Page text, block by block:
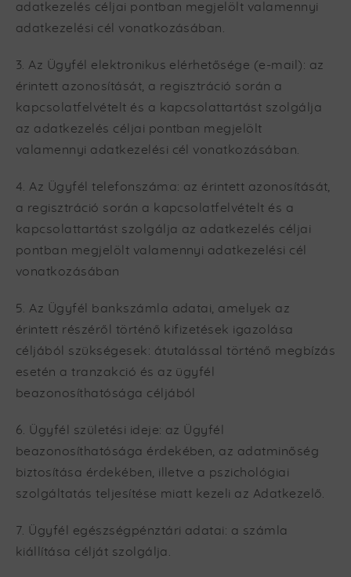
adatkezelés céljai pontban megjelölt valamennyi
adatkezelési cél vonatkozásában.
3. Az Ügyfél elektronikus elérhetősége (e-mail): az
érintett azonosítását, a regisztráció során a
kapcsolatfelvételt és a kapcsolattartást szolgálja
az adatkezelés céljai pontban megjelölt
valamennyi adatkezelési cél vonatkozásában.
4. Az Ügyfél telefonszáma: az érintett azonosítását,
a regisztráció során a kapcsolatfelvételt és a
kapcsolattartást szolgálja az adatkezelés céljai
pontban megjelölt valamennyi adatkezelési cél
vonatkozásában
5. Az Ügyfél bankszámla adatai, amelyek az
érintett részéről történő kifizetések igazolása
céljából szükségesek: átutalással történő megbízás
esetén a tranzakció és az ügyfél
beazonosíthatósága céljából
6. Ügyfél születési ideje: az Ügyfél
beazonosíthatósága érdekében, az adatminőség
biztosítása érdekében, illetve a pszichológiai
szolgáltatás teljesítése miatt kezeli az Adatkezelő.
7. Ügyfél egészségpénztári adatai: a számla
kiállítása célját szolgálja.